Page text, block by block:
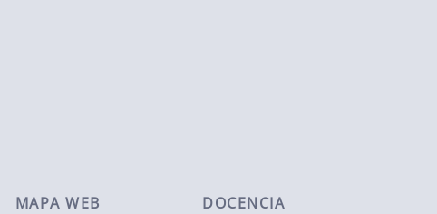
MAPA WEB DOCENCIA